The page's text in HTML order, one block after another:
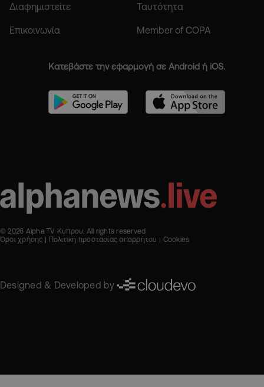
Διαφημιστείτε Ταυτότητα
Επικοινωνία Member of COPA
Κατεβάστε την εφαρμογή σε Android ή iOS.
© 2026 Alpha TV Κύπρου. All rights reserved
Όροι χρήσης
Πολιτική προστασίας απορρήτου Cookies
Designed & Developed by